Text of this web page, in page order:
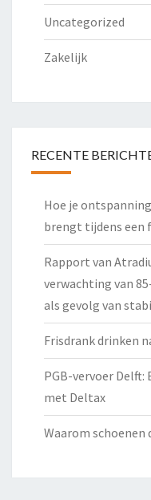
Uncategorized
Zakelijk
RECENTE
Hoe je
brengt tijdens een
Rapport van
verwachting van
als gevolg van
Frisdrank drinken
PGB-vervoer
met Deltax
Waarom schoenen